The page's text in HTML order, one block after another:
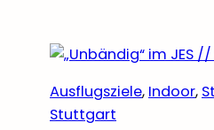
Ausflugsziele, Indoor,
Stuttgart